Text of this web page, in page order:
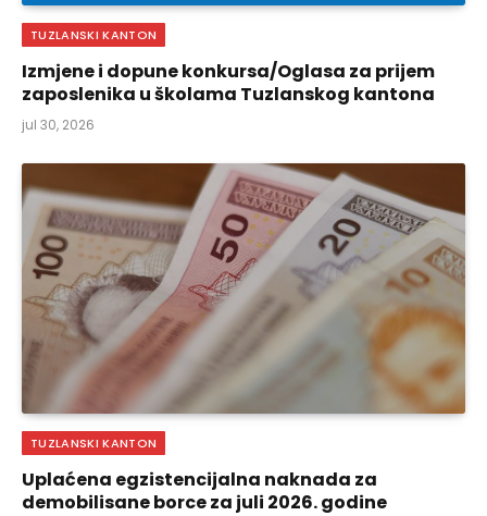
TUZLANSKI KANTON
Izmjene i dopune konkursa/Oglasa za prijem
zaposlenika u školama Tuzlanskog kantona
jul 30, 2026
TUZLANSKI KANTON
Uplaćena egzistencijalna naknada za
demobilisane borce za juli 2026. godine